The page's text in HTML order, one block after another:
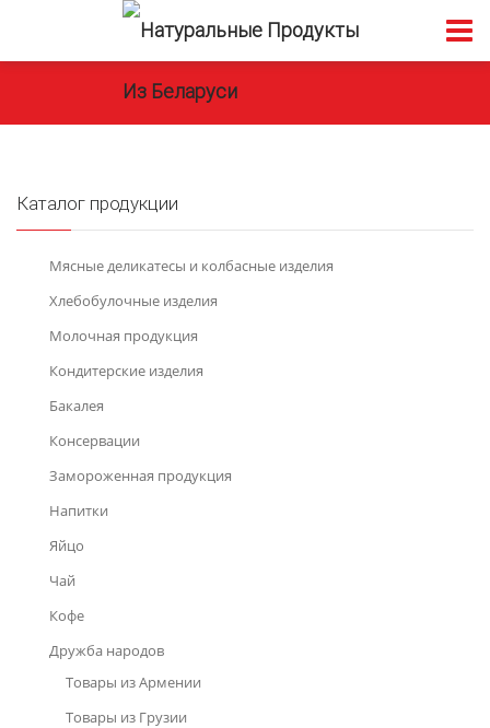
Каталог продукции
Мясные деликатесы и колбасные изделия
Хлебобулочные изделия
Молочная продукция
Кондитерские изделия
Бакалея
Консервации
Замороженная продукция
Напитки
Яйцо
Чай
Кофе
Дружба народов
Товары из Армении
Товары из Грузии